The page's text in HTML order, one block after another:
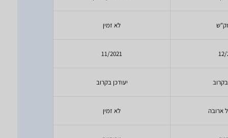
12/
בקרוב
ארובה
לא זמין
11/2021
יעודכן בקרוב
לא זמין